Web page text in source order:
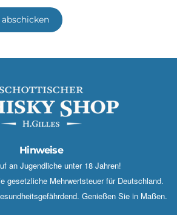
Hinweise
an Jugendliche unter 18 Jahren!
gesetzliche Mehrwertsteuer für Deutschland.
Genießen Sie in Maßen.